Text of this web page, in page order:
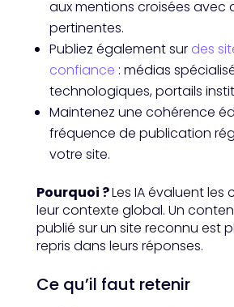
aux mentions croisées avec
pertinentes.
Publiez également sur des
confiance : médias
technologiques, portails
Maintenez une cohérence
fréquence de publication
votre site.
Pourquoi ?Les IA évaluent
leur contexte global. Un
publié sur un site reconnu est
repris dans leurs réponses.
Ce qu’il faut retenir